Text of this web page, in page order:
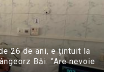
26 de ani, e țintuit la
Băi: ”Are nevoie